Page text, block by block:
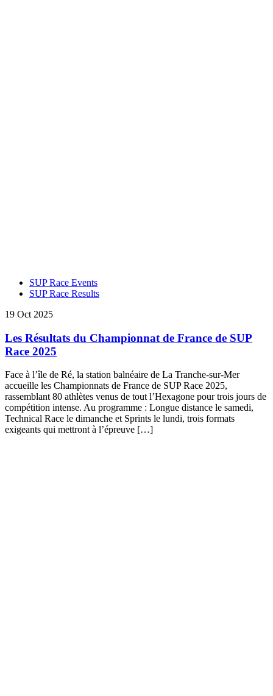
SUP Race Events
SUP Race Results
19 Oct 2025
Les Résultats du Championnat de France de SUP
Race 2025
Face à l’île de Ré, la station balnéaire de La Tranche-sur-Mer
accueille les Championnats de France de SUP Race 2025,
rassemblant 80 athlètes venus de tout l’Hexagone pour trois jours de
compétition intense. Au programme : Longue distance le samedi,
Technical Race le dimanche et Sprints le lundi, trois formats
exigeants qui mettront à l’épreuve […]